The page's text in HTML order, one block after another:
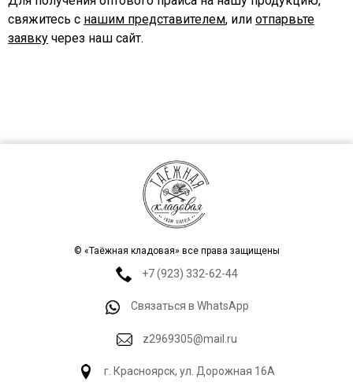
свяжитесь с нашим представителем, или отпарвьте
заявку через наш сайт.
+7 (923) 332-62-44
Связаться в WhatsApp
z2969305@mail.ru
г. Красноярск, ул. Дорожная 16А
© «Таёжная кладовая» все права защищены